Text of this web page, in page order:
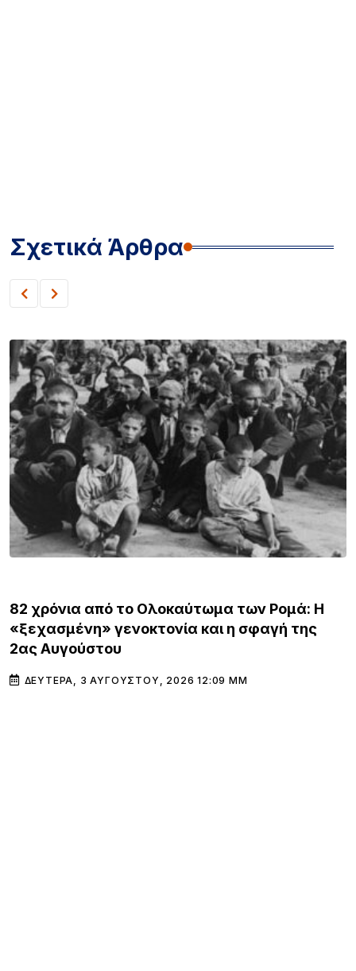
Σχετικά Άρθρα
82 χρόνια από το Ολοκαύτωμα των Ρομά: Η
«ξεχασμένη» γενοκτονία και η σφαγή της
2ας Αυγούστου
ΔΕΥΤΈΡΑ, 3 ΑΥΓΟΎΣΤΟΥ, 2026 12:09 ΜΜ